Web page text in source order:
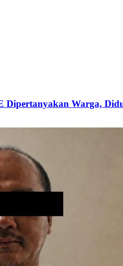
Dipertanyakan Warga,